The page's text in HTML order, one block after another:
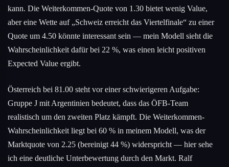
kann. Die Weiterkommen-Quote von 1.30 bietet wenig Value,
aber eine Wette auf „Schweiz erreicht das Viertelfinale“ zu einer
Quote um 4.50 könnte interessant sein — mein Modell sieht die
Wahrscheinlichkeit dafür bei 22 %, was einen leicht positiven
Expected Value ergibt.
Österreich bei 81.00 steht vor einer schwierigeren Aufgabe:
Gruppe J mit Argentinien bedeutet, dass das ÖFB-Team
realistisch um den zweiten Platz kämpft. Die Weiterkommen-
Wahrscheinlichkeit liegt bei 60 % in meinem Modell, was der
Marktquote von 2.25 (bereinigt 44 %) widerspricht — hier sehe
ich eine deutliche Unterbewertung durch den Markt. Ralf